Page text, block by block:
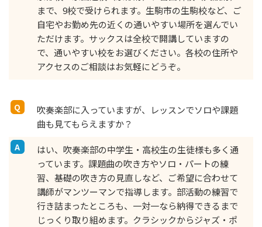
まで、9校で受けられます。生駒市の生駒校など、ご
自宅やお勤め先の近くの通いやすい場所を選んでい
ただけます。サックスは全校で開講していますの
で、通いやすい校をお選びください。各校の住所や
アクセスのご相談はお気軽にどうぞ。
吹奏楽部に入っていますが、レッスンでソロや課題
曲も見てもらえますか？
はい、吹奏楽部の中学生・高校生の生徒様も多く通
っています。課題曲の吹き方やソロ・パートの練
習、基礎の吹き方の見直しなど、ご希望に合わせて
講師がマンツーマンで指導します。部活動の練習で
行き詰まったところも、一対一なら納得できるまで
じっくり取り組めます。クラシックからジャズ・ポ